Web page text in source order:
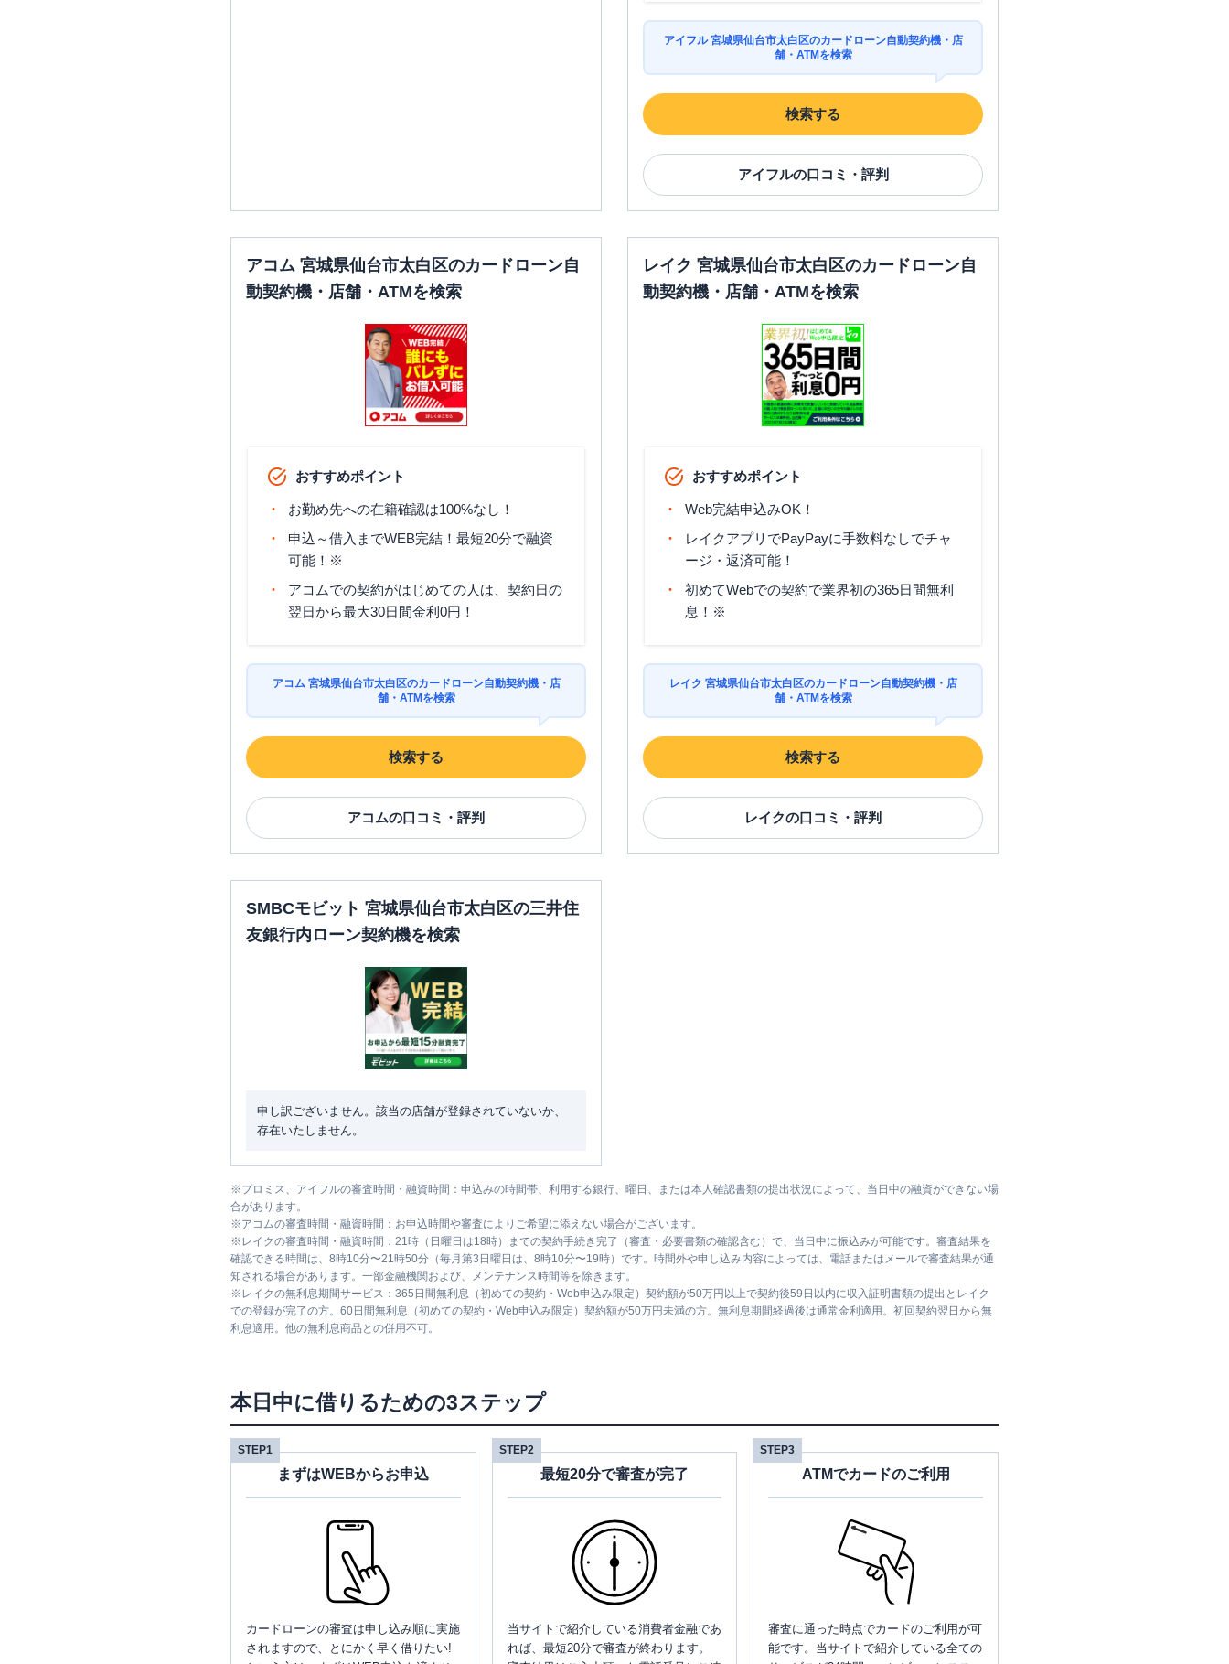
アイフル 宮城県仙台市太白区のカードローン自動契約機・店
舗・ATMを検索
検索する
アイフルの口コミ・評判
アコム 宮城県仙台市太白区のカードローン自
動契約機・店舗・ATMを検索
おすすめポイント
お勤め先への在籍確認は100%なし！
申込～借入までWEB完結！最短20分で融資
可能！※
アコムでの契約がはじめての人は、契約日の
翌日から最大30日間金利0円！
アコム 宮城県仙台市太白区のカードローン自動契約機・店
舗・ATMを検索
検索する
アコムの口コミ・評判
レイク 宮城県仙台市太白区のカードローン自
動契約機・店舗・ATMを検索
おすすめポイント
Web完結申込みOK！
レイクアプリでPayPayに手数料なしでチャ
ージ・返済可能！
初めてWebでの契約で業界初の365日間無利
息！※
レイク 宮城県仙台市太白区のカードローン自動契約機・店
舗・ATMを検索
検索する
レイクの口コミ・評判
SMBCモビット 宮城県仙台市太白区の三井住
友銀行内ローン契約機を検索
申し訳ございません。該当の店舗が登録されていないか、
存在いたしません。
※プロミス、アイフルの審査時間・融資時間：申込みの時間帯、利用する銀行、曜日、または本人確認書類の提出状況によって、当日中の融資ができない場
合があります。
※アコムの審査時間・融資時間：お申込時間や審査によりご希望に添えない場合がございます。
※ レイクの審査時間・融資時間：21時（日曜日は18時）までの契約手続き完了（審査・必要書類の確認含む）で、当日中に振込みが可能です。審査結果を
確認できる時間は、8時10分〜21時50分（毎月第3日曜日は、8時10分〜19時）です。時間外や申し込み内容によっては、電話またはメールで審査結果が通
知される場合があります。一部金融機関および、メンテナンス時間等を除きます。
※ レイクの無利息期間サービス：365日間無利息（初めての契約・Web申込み限定）契約額が50万円以上で契約後59日以内に収入証明書類の提出とレイク
での登録が完了の方。60日間無利息（初めての契約・Web申込み限定）契約額が50万円未満の方。無利息期間経過後は通常金利適用。初回契約翌日から無
利息適用。他の無利息商品との併用不可。
本日中に借りるための3ステップ
STEP1
まずはWEBからお申込
カードローンの審査は申し込み順に実施
されますので、とにかく早く借りたい!
STEP2
最短20分で審査が完了
当サイトで紹介している消費者金融であ
れば、最短20分で審査が終わります。
STEP3
ATMでカードのご利用
審査に通った時点でカードのご利用が可
能です。当サイトで紹介している全ての